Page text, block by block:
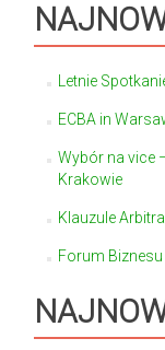
Letnie
ECBA in
Wybór na vice
Krakowie
Klauzule
Forum Biznesu